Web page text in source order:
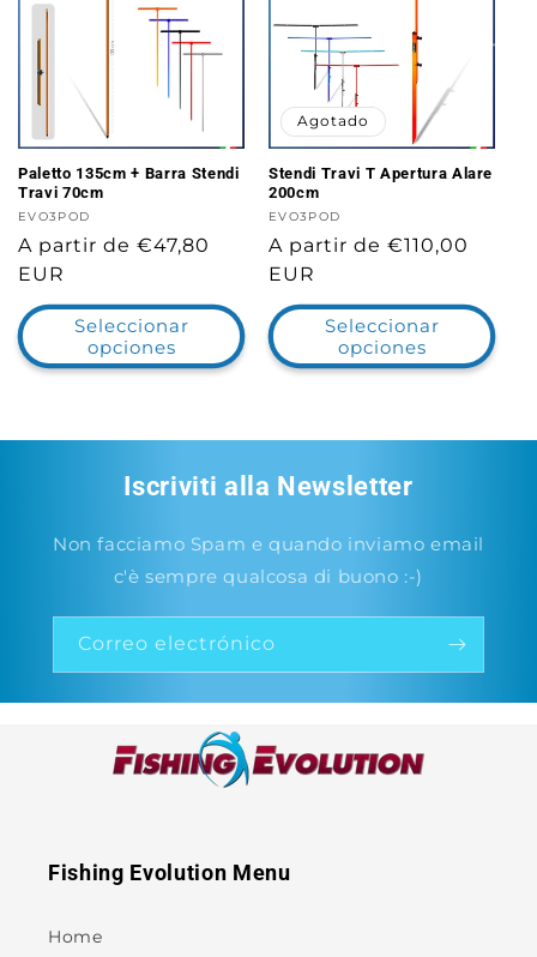
Paletto 135cm + Barra Stendi
Travi 70cm
Proveedor:
EVO3POD
Precio
habitual
A partir de €47,80
EUR
Seleccionar
opciones
Agotado
Stendi Travi T Apertura Alare
200cm
Proveedor:
EVO3POD
Precio
habitual
A partir de €110,00
EUR
Seleccionar
opciones
Iscriviti alla Newsletter
Non facciamo Spam e quando inviamo email
c'è sempre qualcosa di buono :-)
Correo electrónico
Fishing Evolution Menu
Home